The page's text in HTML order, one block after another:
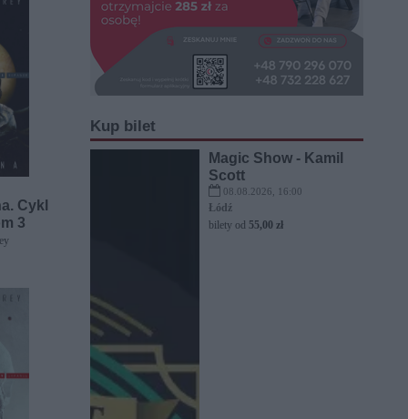
Cykl
3
Kup bilet
Magic Show - Kamil
Scott
08.08.2026, 16:00
Łódź
bilety od 55,00 zł